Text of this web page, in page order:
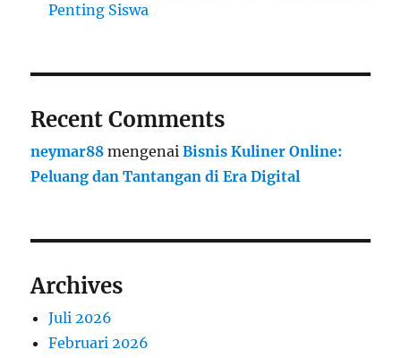
Penting Siswa
Recent Comments
neymar88 mengenaiBisnis Kuliner Online:
Peluang dan Tantangan di Era Digital
Archives
Juli 2026
Februari 2026